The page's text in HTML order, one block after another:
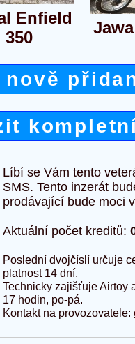
Enfield
350
nově
Líbí se Vám tento
SMS. Tento inzerát
prodávající bude moci
Aktuální počet kreditů:
Poslední dvojčíslí určuje
platnost 14 dní.
Technicky zajišťuje Airtoy
17 hodin, po-pá.
Kontakt na provozovatele: